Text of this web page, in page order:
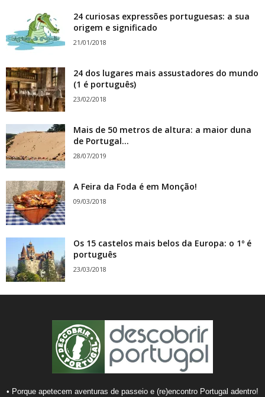
24 curiosas expressões portuguesas: a sua
origem e significado
21/01/2018
24 dos lugares mais assustadores do mundo
(1 é português)
23/02/2018
Mais de 50 metros de altura: a maior duna
de Portugal...
28/07/2019
A Feira da Foda é em Monção!
09/03/2018
Os 15 castelos mais belos da Europa: o 1º é
português
23/03/2018
• Porque apetecem aventuras de passeio e (re)encontro Portugal adentro!